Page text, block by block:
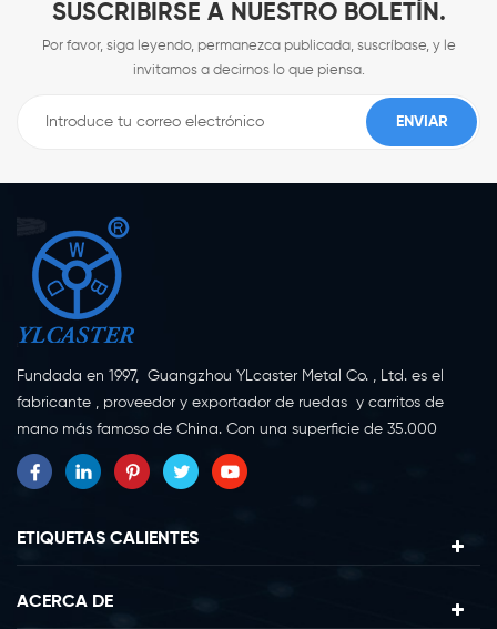
SUSCRIBIRSE A NUESTRO BOLETÍN.
Por favor, siga leyendo, permanezca publicada, suscríbase, y le
invitamos a decirnos lo que piensa.
Fundada en 1997, Guangzhou YLcaster Metal Co. , Ltd. es el
fabricante , proveedor y exportador de ruedas y carritos de
mano más famoso de China. Con una superficie de 35.000
metros cuadrados, ubicada en la ciudad de Yangjiang,
provincia de Guangdong, con más de 20 expertos y unos 150
producción. Como fabricante profesional de ruedas giratorias
durante más de 20 años, nuestra empresa se especializa en la
giratorias. Actualmente, nuestros productos se pueden dividir en
ETIQUETAS CALIENTES
ACERCA DE